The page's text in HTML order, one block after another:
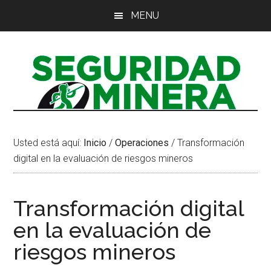
principal
MENU
Usted está aquí: Inicio / Operaciones / Transformación
digital en la evaluación de riesgos mineros
Transformación digital
en la evaluación de
riesgos mineros